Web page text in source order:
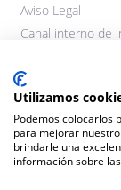
Aviso Legal
Canal interno de
Utilizamos
Podemos colocarlos
para mejorar
brindarle una
información sobre